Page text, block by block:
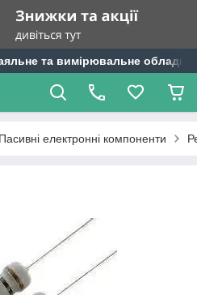
та вимірювальне
Пасивні електронні компоненти